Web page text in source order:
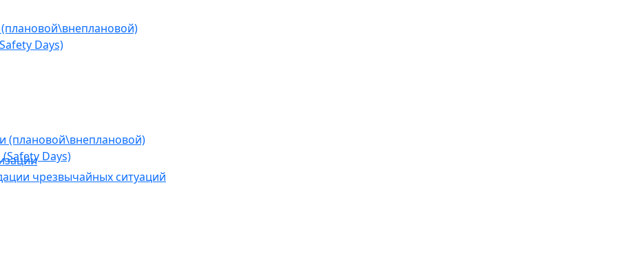
Days)
чрезвычайных ситуаций
(плановой\внеплановой)
Days)